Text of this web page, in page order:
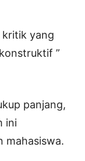
kritik yang
”
panjang,
ini
mahasiswa.